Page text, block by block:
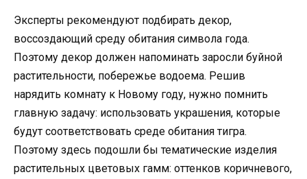
Эксперты рекомендуют подбирать декор,
воссоздающий среду обитания символа года.
Поэтому декор должен напоминать заросли буйной
растительности, побережье водоема. Решив
нарядить комнату к Новому году, нужно помнить
главную задачу: использовать украшения, которые
будут соответствовать среде обитания тигра.
Поэтому здесь подошли бы тематические изделия
растительных цветовых гамм: оттенков коричневого,